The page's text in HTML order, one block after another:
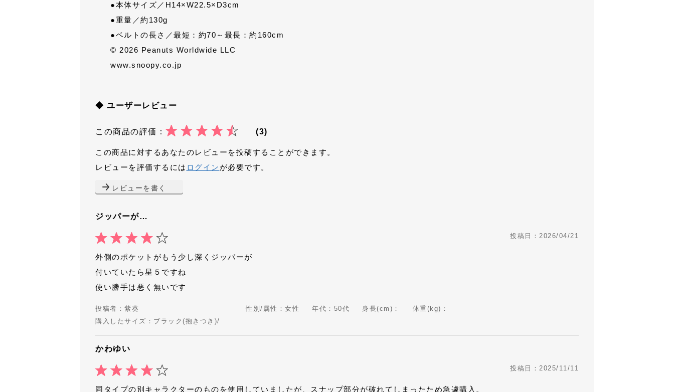
●本体サイズ／H14×W22.5×D3cm
●重量／約130g
●ベルトの長さ／最短：約70～最長：約160cm
© 2026 Peanuts Worldwide LLC
www.snoopy.co.jp
◆ ユーザーレビュー
この商品の評価： (3)
この商品に対するあなたのレビューを投稿することができます。
レビューを評価するには ログイン が必要です。
レビューを書く
ジッパーが…
投稿日：2026/04/21
外側のポケットがもう少し深くジッパーが
付いていたら星５ですね
使い勝手は悪く無いです
投稿者：紫葵 性別/属性：女性 年代：50代 身長(cm)：
体重(kg)：
購入したサイズ：ブラック(抱きつき)/
かわゆい
投稿日：2025/11/11
同タイプの別キャラクターのものを使用していましたが、スナップ部分が破れてしまったため急遽購入。